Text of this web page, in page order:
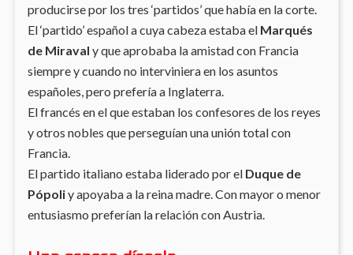
producirse por los tres ‘partidos’ que había en la corte.
El ‘partido’ español a cuya cabeza estaba el Marqués
de Miraval y que aprobaba la amistad con Francia
siempre y cuando no interviniera en los asuntos
españoles, pero prefería a Inglaterra.
El francés en el que estaban los confesores de los reyes
y otros nobles que perseguían una unión total con
Francia.
El partido italiano estaba liderado por el Duque de
Pópoliy apoyaba a la reina madre. Con mayor o menor
entusiasmo preferían la relación con Austria.